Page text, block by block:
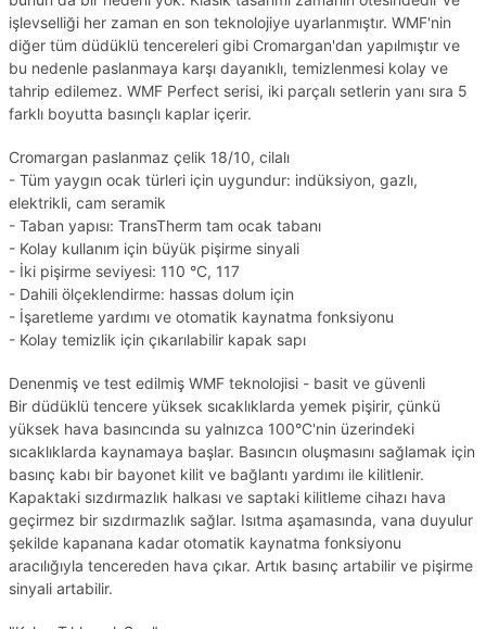
işlevselliği her zaman en son teknolojiye uyarlanmıştır. WMF'nin
diğer tüm düdüklü tencereleri gibi Cromargan'dan yapılmıştır ve
bu nedenle paslanmaya karşı dayanıklı, temizlenmesi kolay ve
tahrip edilemez. WMF Perfect serisi, iki parçalı setlerin yanı sıra 5
farklı boyutta basınçlı kaplar içerir.
Cromargan paslanmaz çelik 18/10, cilalı
- Tüm yaygın ocak türleri için uygundur: indüksiyon, gazlı,
elektrikli, cam seramik
- Taban yapısı: TransTherm tam ocak tabanı
- Kolay kullanım için büyük pişirme sinyali
- İki pişirme seviyesi: 110 °C, 117
- Dahili ölçeklendirme: hassas dolum için
- İşaretleme yardımı ve otomatik kaynatma fonksiyonu
- Kolay temizlik için çıkarılabilir kapak sapı
Denenmiş ve test edilmiş WMF teknolojisi - basit ve güvenli
Bir düdüklü tencere yüksek sıcaklıklarda yemek pişirir, çünkü
yüksek hava basıncında su yalnızca 100°C'nin üzerindeki
sıcaklıklarda kaynamaya başlar. Basıncın oluşmasını sağlamak için
basınç kabı bir bayonet kilit ve bağlantı yardımı ile kilitlenir.
Kapaktaki sızdırmazlık halkası ve saptaki kilitleme cihazı hava
geçirmez bir sızdırmazlık sağlar. Isıtma aşamasında, vana duyulur
şekilde kapanana kadar otomatik kaynatma fonksiyonu
aracılığıyla tencereden hava çıkar. Artık basınç artabilir ve pişirme
sinyali artabilir.